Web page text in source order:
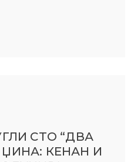
СТО “ДВА
КЕНАН И